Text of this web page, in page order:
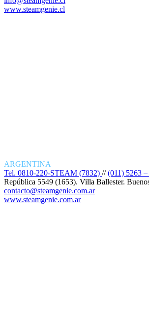
www.steamgenie.cl
ARGENTINA
Tel. 0810-220-STEAM (7832) //(011) 5263
República 5549 (1653). Villa Ballester.
contacto@steamgenie.com.ar
www.steamgenie.com.ar